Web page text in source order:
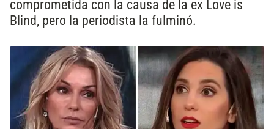
comprometida con la causa de la ex Love is
Blind, pero la periodista la fulminó.